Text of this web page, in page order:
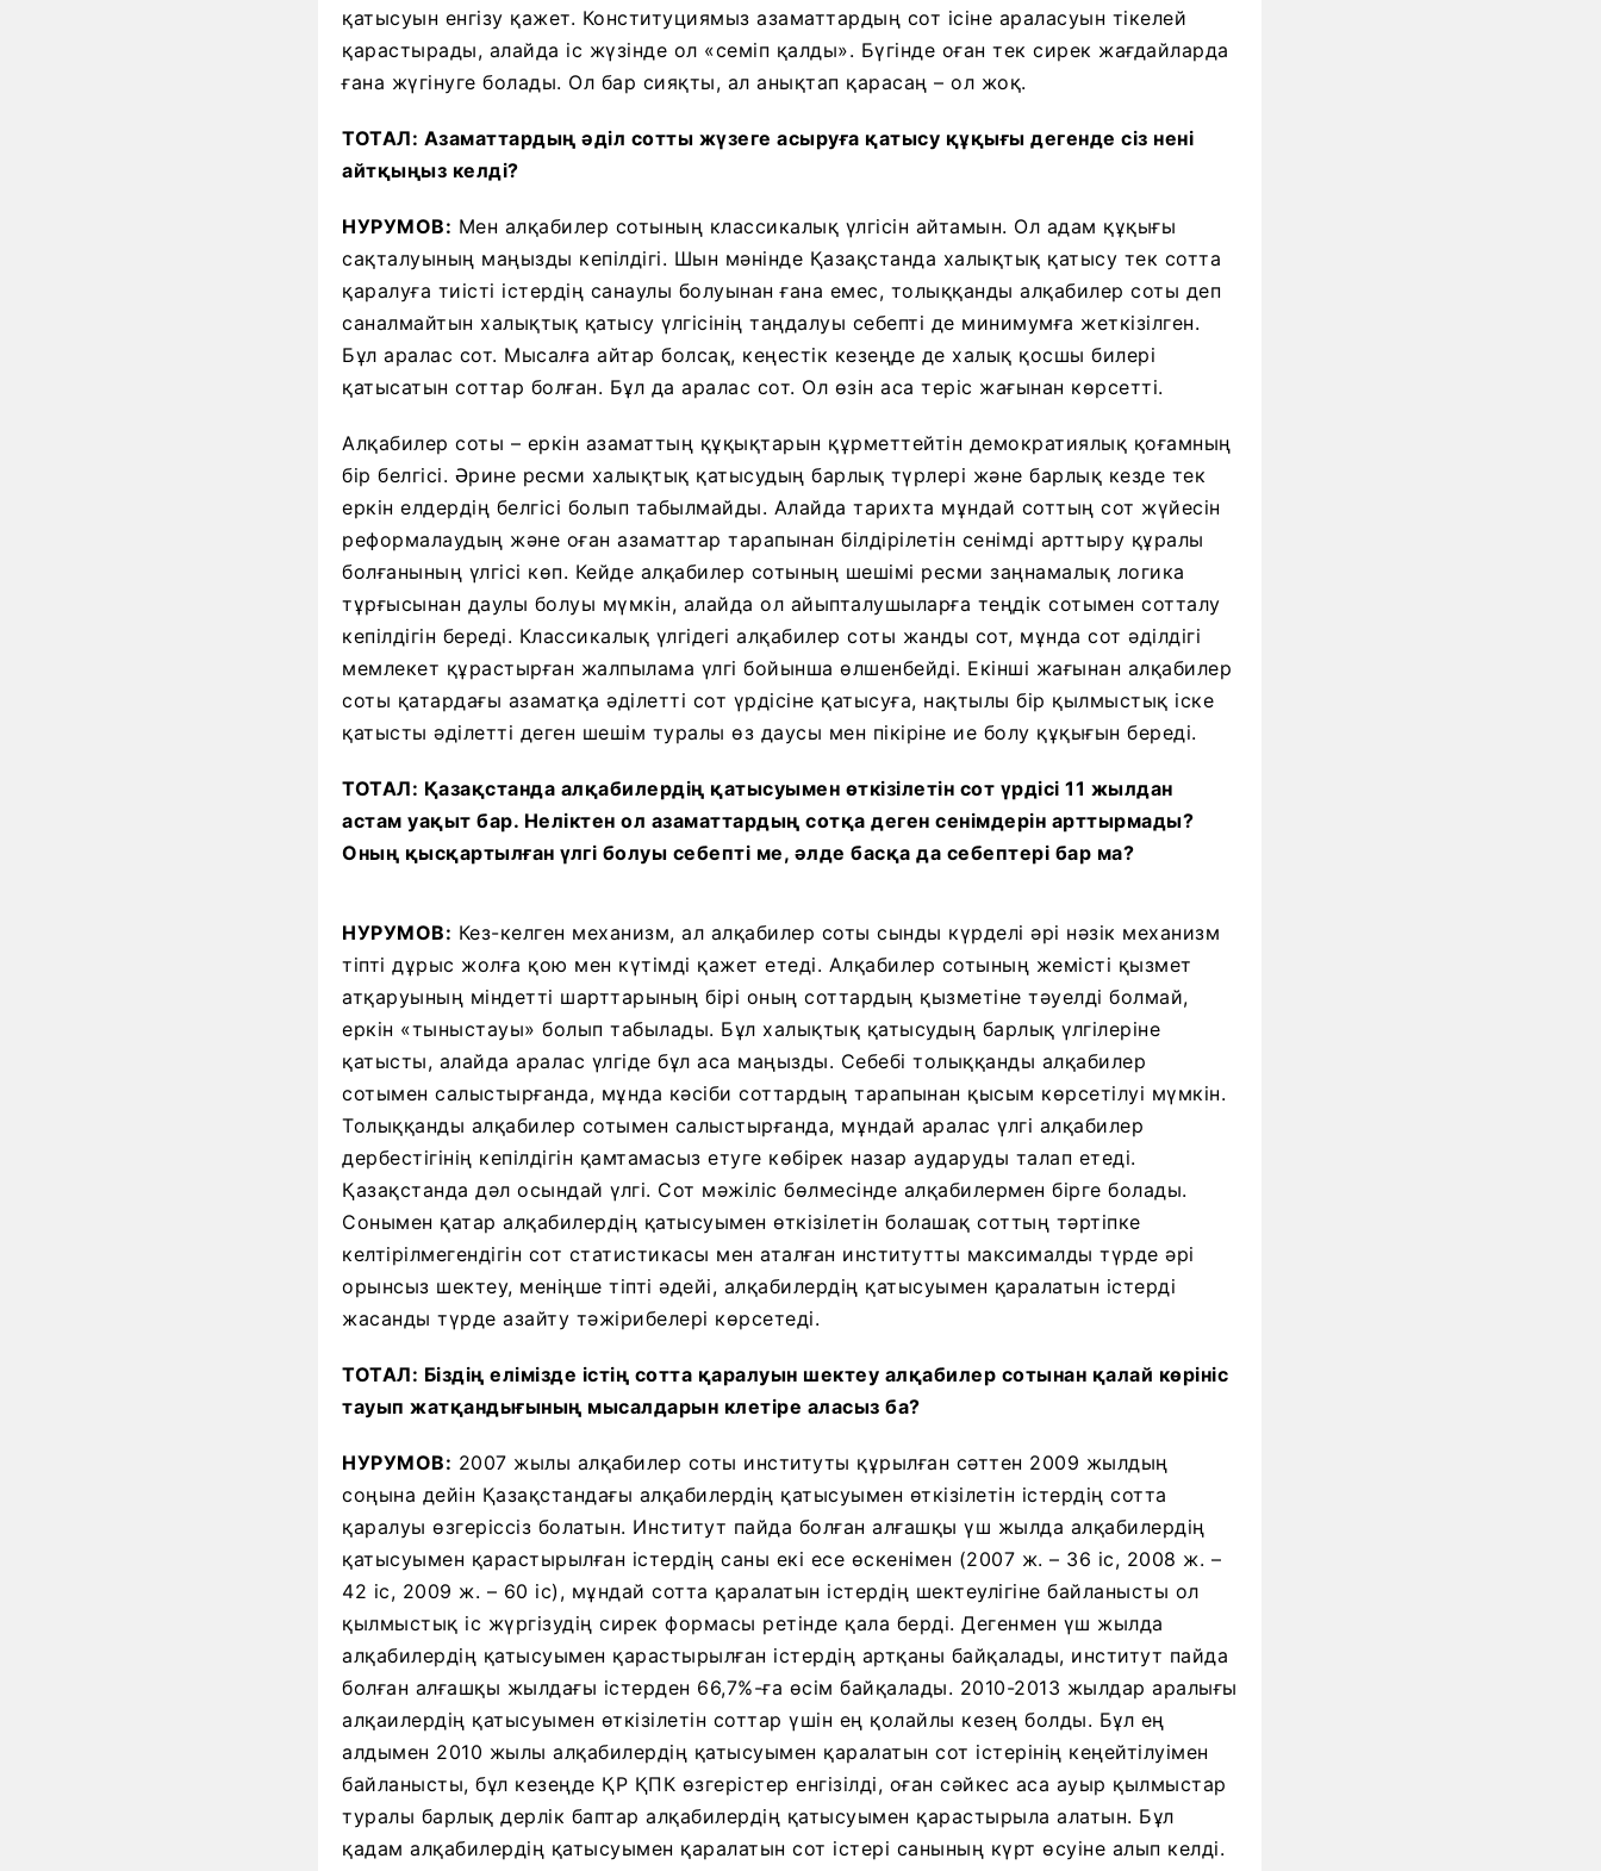
қатысуын енгізу қажет. Конституциямыз азаматтардың сот ісіне араласуын тікелей
қарастырады, алайда іс жүзінде ол «семіп қалды». Бүгінде оған тек сирек жағдайларда
ғана жүгінуге болады. Ол бар сияқты, ал анықтап қарасаң – ол жоқ.
ТОТАЛ: Азаматтардың әділ сотты жүзеге асыруға қатысу құқығы дегенде сіз нені
айтқыңыз келді?
НУРУМОВ: Мен алқабилер сотының классикалық үлгісін айтамын. Ол адам құқығы
сақталуының маңызды кепілдігі. Шын мәнінде Қазақстанда халықтық қатысу тек сотта
қаралуға тиісті істердің санаулы болуынан ғана емес, толыққанды алқабилер соты деп
саналмайтын халықтық қатысу үлгісінің таңдалуы себепті де минимумға жеткізілген.
Бұл аралас сот. Мысалға айтар болсақ, кеңестік кезеңде де халық қосшы билері
қатысатын соттар болған. Бұл да аралас сот. Ол өзін аса теріс жағынан көрсетті.
Алқабилер соты – еркін азаматтың құқықтарын құрметтейтін демократиялық қоғамның
бір белгісі. Әрине ресми халықтық қатысудың барлық түрлері және барлық кезде тек
еркін елдердің белгісі болып табылмайды. Алайда тарихта мұндай соттың сот жүйесін
реформалаудың және оған азаматтар тарапынан білдірілетін сенімді арттыру құралы
болғанының үлгісі көп. Кейде алқабилер сотының шешімі ресми заңнамалық логика
тұрғысынан даулы болуы мүмкін, алайда ол айыпталушыларға теңдік сотымен сотталу
кепілдігін береді. Классикалық үлгідегі алқабилер соты жанды сот, мұнда сот әділдігі
мемлекет құрастырған жалпылама үлгі бойынша өлшенбейді. Екінші жағынан алқабилер
соты қатардағы азаматқа әділетті сот үрдісіне қатысуға, нақтылы бір қылмыстық іске
қатысты әділетті деген шешім туралы өз даусы мен пікіріне ие болу құқығын береді.
ТОТАЛ: Қазақстанда алқабилердің қатысуымен өткізілетін сот үрдісі 11 жылдан
астам уақыт бар. Неліктен ол азаматтардың сотқа деген сенімдерін арттырмады?
Оның қысқартылған үлгі болуы себепті ме, әлде басқа да себептері бар ма?
НУРУМОВ: Кез-келген механизм, ал алқабилер соты сынды күрделі әрі нәзік механизм
тіпті дұрыс жолға қою мен күтімді қажет етеді. Алқабилер сотының жемісті қызмет
атқаруының міндетті шарттарының бірі оның соттардың қызметіне тәуелді болмай,
еркін «тыныстауы» болып табылады. Бұл халықтық қатысудың барлық үлгілеріне
қатысты, алайда аралас үлгіде бұл аса маңызды. Себебі толыққанды алқабилер
сотымен салыстырғанда, мұнда кәсіби соттардың тарапынан қысым көрсетілуі мүмкін.
Толыққанды алқабилер сотымен салыстырғанда, мұндай аралас үлгі алқабилер
дербестігінің кепілдігін қамтамасыз етуге көбірек назар аударуды талап етеді.
Қазақстанда дәл осындай үлгі. Сот мәжіліс бөлмесінде алқабилермен бірге болады.
Сонымен қатар алқабилердің қатысуымен өткізілетін болашақ соттың тәртіпке
келтірілмегендігін сот статистикасы мен аталған институтты максималды түрде әрі
орынсыз шектеу, меніңше тіпті әдейі, алқабилердің қатысуымен қаралатын істерді
жасанды түрде азайту тәжірибелері көрсетеді.
ТОТАЛ: Біздің елімізде істің сотта қаралуын шектеу алқабилер сотынан қалай көрініс
тауып жатқандығының мысалдарын клетіре аласыз ба?
НУРУМОВ: 2007 жылы алқабилер соты институты құрылған сәттен 2009 жылдың
соңына дейін Қазақстандағы алқабилердің қатысуымен өткізілетін істердің сотта
қаралуы өзгеріссіз болатын. Институт пайда болған алғашқы үш жылда алқабилердің
қатысуымен қарастырылған істердің саны екі есе өскенімен (2007 ж. – 36 іс, 2008 ж. –
42 іс, 2009 ж. – 60 іс), мұндай сотта қаралатын істердің шектеулігіне байланысты ол
қылмыстық іс жүргізудің сирек формасы ретінде қала берді. Дегенмен үш жылда
алқабилердің қатысуымен қарастырылған істердің артқаны байқалады, институт пайда
болған алғашқы жылдағы істерден 66,7%-ға өсім байқалады. 2010-2013 жылдар аралығы
алқаилердің қатысуымен өткізілетін соттар үшін ең қолайлы кезең болды. Бұл ең
алдымен 2010 жылы алқабилердің қатысуымен қаралатын сот істерінің кеңейтілуімен
байланысты, бұл кезеңде ҚР ҚПК өзгерістер енгізілді, оған сәйкес аса ауыр қылмыстар
туралы барлық дерлік баптар алқабилердің қатысуымен қарастырыла алатын. Бұл
қадам алқабилердің қатысуымен қаралатын сот істері санының күрт өсуіне алып келді.